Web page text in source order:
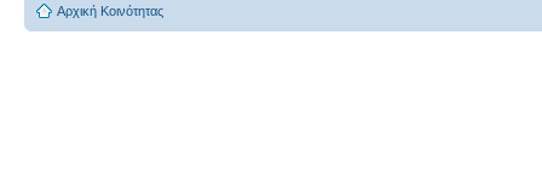
Αρχική Κοινότητας